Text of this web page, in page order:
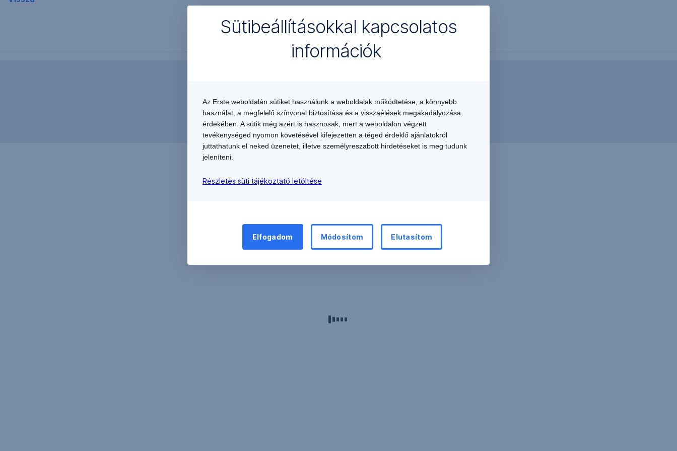
az Erste Bank Csoportról
Factsheet letöltése
Sütibeállításokkal kapcsolatos
információk
Az Erste weboldalán sütiket használunk a weboldalak működtetése, a könnyebb
használat, a megfelelő színvonal biztosítása és a visszaélések megakadályozása
érdekében. A sütik még azért is hasznosak, mert a weboldalon végzett
tevékenységed nyomon követésével kifejezetten a téged érdeklő ajánlatokról
juttathatunk el neked üzenetet, illetve személyreszabott hirdetéseket is meg tudunk
jeleníteni.
Részletes süti tájékoztató letöltése
Elfogadom Módosítom Elutasítom